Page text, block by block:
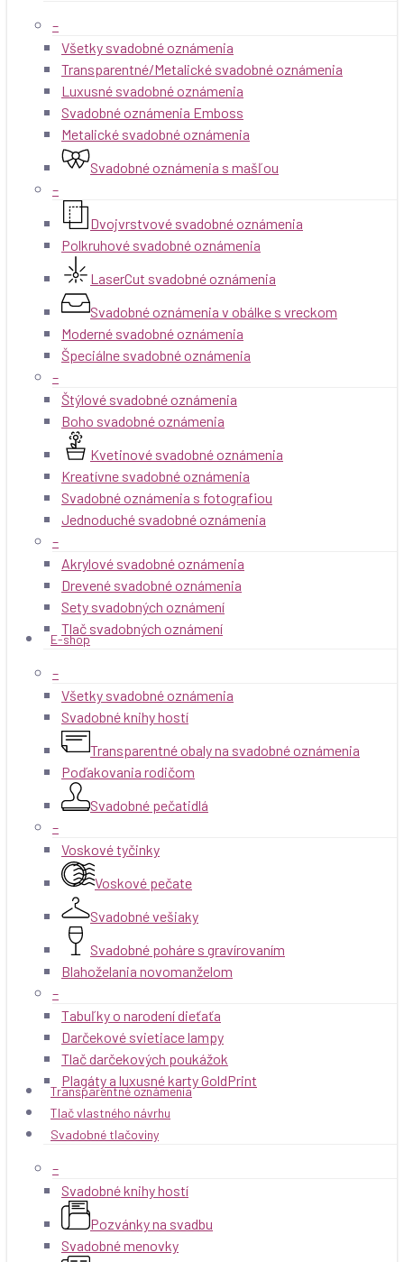
–
Všetky svadobné oznámenia
Transparentné/Metalické svadobné oznámenia
Luxusné svadobné oznámenia
Svadobné oznámenia Emboss
Metalické svadobné oznámenia
Svadobné oznámenia s mašľou
–
Dvojvrstvové svadobné oznámenia
Polkruhové svadobné oznámenia
LaserCut svadobné oznámenia
Svadobné oznámenia v obálke s vreckom
Moderné svadobné oznámenia
Špeciálne svadobné oznámenia
–
Štýlové svadobné oznámenia
Boho svadobné oznámenia
Kvetinové svadobné oznámenia
Kreatívne svadobné oznámenia
Svadobné oznámenia s fotografiou
Jednoduché svadobné oznámenia
–
Akrylové svadobné oznámenia
Drevené svadobné oznámenia
Sety svadobných oznámení
Tlač svadobných oznámení
E-shop
–
Všetky svadobné oznámenia
Svadobné knihy hostí
Transparentné obaly na svadobné oznámenia
Poďakovania rodičom
Svadobné pečatidlá
–
Voskové tyčinky
Voskové pečate
Svadobné vešiaky
Svadobné poháre s gravírovaním
Blahoželania novomanželom
–
Tabuľky o narodení dieťaťa
Darčekové svietiace lampy
Tlač darčekových poukážok
Plagáty a luxusné karty GoldPrint
Transparentné oznámenia
Tlač vlastného návrhu
Svadobné tlačoviny
–
Svadobné knihy hostí
Pozvánky na svadbu
Svadobné menovky